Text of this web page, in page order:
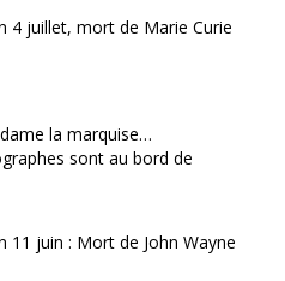
4 juillet, mort de Marie Curie
la marquise…
sont au bord de
11 juin : Mort de John Wayne